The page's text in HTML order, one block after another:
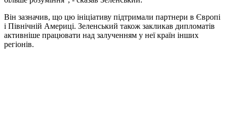
Він зазначив, що цю ініціативу підтримали партнери в Європі
і Північній Америці. Зеленський також закликав дипломатів
активніше працювати над залученням у неї країн інших
регіонів.